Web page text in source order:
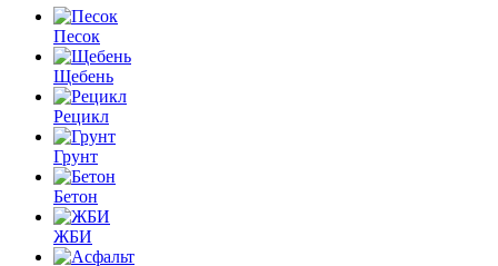
Песок
Щебень
Рецикл
Грунт
Бетон
ЖБИ